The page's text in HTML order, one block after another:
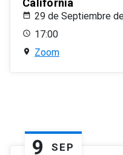
California
29 de Septiembre
17:00
Zoom
9 SEP